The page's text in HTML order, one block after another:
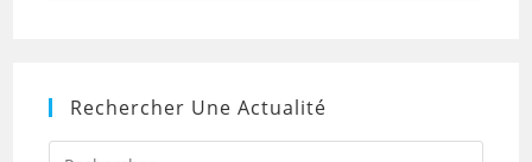
Rechercher Une Actualité
Press